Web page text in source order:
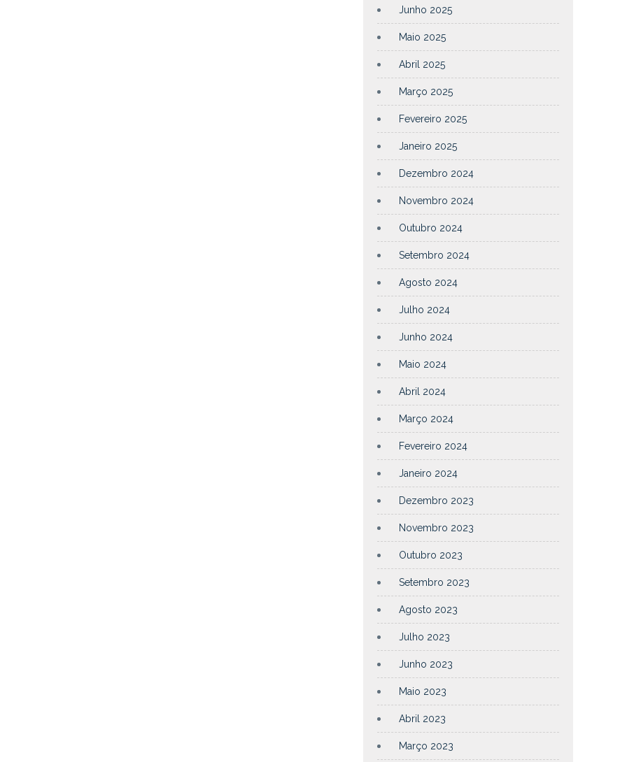
Junho 2025
Maio 2025
Abril 2025
Março 2025
Fevereiro 2025
Janeiro 2025
Dezembro 2024
Novembro 2024
Outubro 2024
Setembro 2024
Agosto 2024
Julho 2024
Junho 2024
Maio 2024
Abril 2024
Março 2024
Fevereiro 2024
Janeiro 2024
Dezembro 2023
Novembro 2023
Outubro 2023
Setembro 2023
Agosto 2023
Julho 2023
Junho 2023
Maio 2023
Abril 2023
Março 2023